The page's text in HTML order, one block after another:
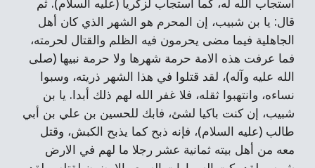
استجاب الله له، كما استجاب لزكريا (عليه السلام). ثم
قال: يا بن شبيب، إن المحرم هو الشهر الذي كان أهل
الجاهلية فيما مضى يحرمون فيه الظلم والقتال لحرمته،
فما عرفت هذه الامة حرمة شهرها ولا حرمة نبيها (صلى
الله عليه وآله)، لقد قتلوا في هذا الشهر ذريته، وسبوا
نساءه، وانتهبوا ثقله، فلا غفر الله لهم ذلك أبدا. يا بن
شبيب، إن كنت باكيا لشئ، فابك للحسين بن علي بن أبي
طالب (عليه السلام)، فإنه ذبح كما يذبح الكبش، وقتل
معه من أهل بيته ثمانية عشر رجلا ما لهم في الارض